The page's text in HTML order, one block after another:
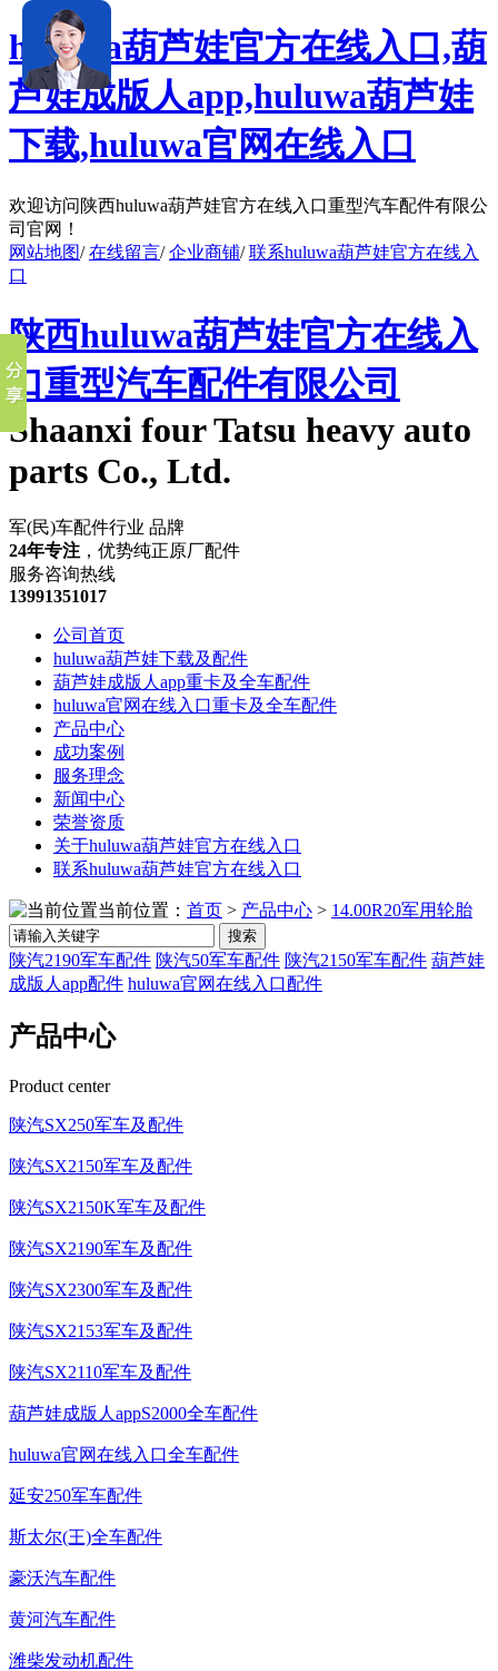
huluwa葫芦娃官方在线入口,葫
芦娃成版人app,huluwa葫芦娃
下载,huluwa官网在线入口
欢迎访问陕西huluwa葫芦娃官方在线入口重型汽车配件有限公
司官网！
网站地图/在线留言/企业商铺/联系huluwa葫芦娃官方在线入
口
陕西huluwa葫芦娃官方在线入
口重型汽车配件有限公司
Shaanxi four Tatsu heavy auto
parts Co., Ltd.
军(民)车配件行业 品牌
24年专注 ，优势纯正原厂配件
服务咨询热线
13991351017
公司首页
huluwa葫芦娃下载及配件
葫芦娃成版人app重卡及全车配件
huluwa官网在线入口重卡及全车配件
产品中心
成功案例
服务理念
新闻中心
荣誉资质
关于huluwa葫芦娃官方在线入口
联系huluwa葫芦娃官方在线入口
当前位置： 首页 > 产品中心 > 14.00R20军用轮胎
搜索
陕汽2190军车配件 陕汽50军车配件 陕汽2150军车配件 葫芦娃
成版人app配件 huluwa官网在线入口配件
产品中心
Product center
陕汽SX250军车及配件
陕汽SX2150军车及配件
陕汽SX2150K军车及配件
陕汽SX2190军车及配件
陕汽SX2300军车及配件
陕汽SX2153军车及配件
陕汽SX2110军车及配件
葫芦娃成版人appS2000全车配件
huluwa官网在线入口全车配件
延安250军车配件
斯太尔(王)全车配件
豪沃汽车配件
黄河汽车配件
潍柴发动机配件